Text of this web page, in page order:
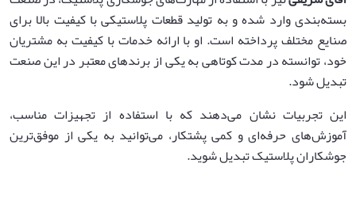
بسته‌بندی وارد شده و به تولید قطعات پلاستیکی با کیفیت بالا برای
صنایع مختلف پرداخته است. او با ارائه خدمات با کیفیت به مشتریان
خود، توانسته در مدت کوتاهی به یکی از برندهای معتبر در این صنعت
تبدیل شود.
این تجربیات نشان می‌دهند که با استفاده از تجهیزات مناسب،
آموزش‌های حرفه‌ای و کمی پشتکار، می‌توانید به یکی از موفق‌ترین
جوشکاران پلاستیک تبدیل شوید.